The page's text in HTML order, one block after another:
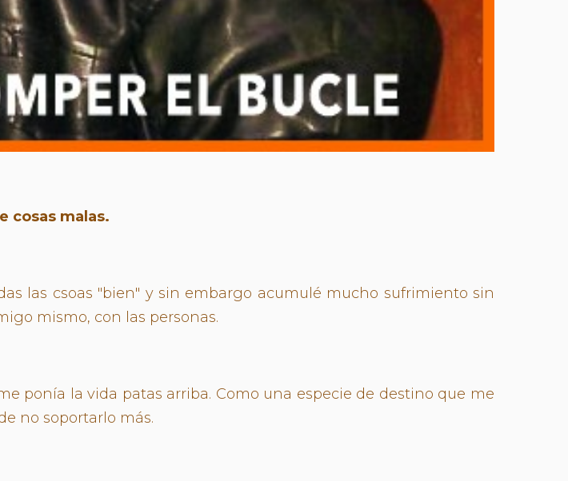
cosas malas.
las csoas "bien" y sin embargo acumulé mucho sufrimiento sin
mismo, con las personas.
ponía la vida patas arriba. Como una especie de destino que me
no soportarlo más.